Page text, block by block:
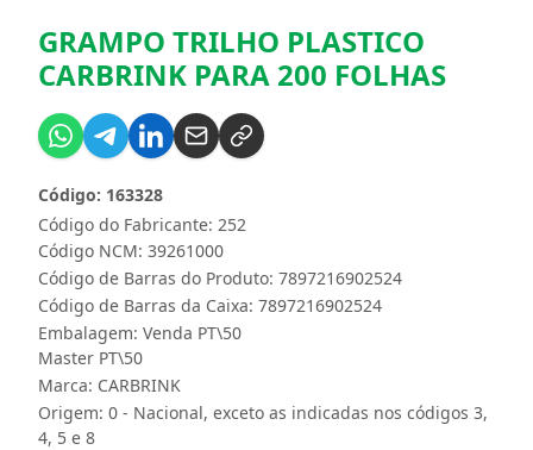
GRAMPO TRILHO PLASTICO
CARBRINK PARA 200 FOLHAS
Código do Fabricante: 252
Código: 163328
Código NCM: 39261000
Código de Barras do Produto: 7897216902524
Código de Barras da Caixa: 7897216902524
Embalagem: Venda PT\50
Master PT\50
Marca: CARBRINK
Origem: 0 - Nacional, exceto as indicadas nos códigos 3,
4, 5 e 8